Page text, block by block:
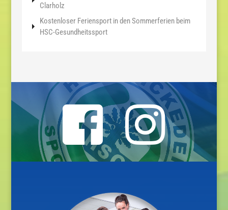
Clarholz
Kostenloser Feriensport in den Sommerferien beim
HSC-Gesundheitssport